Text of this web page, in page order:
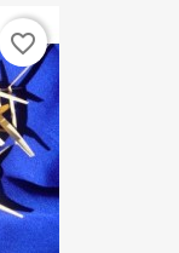
favorite_border